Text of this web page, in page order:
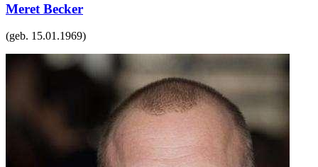
Meret Becker
(geb. 15.01.1969)